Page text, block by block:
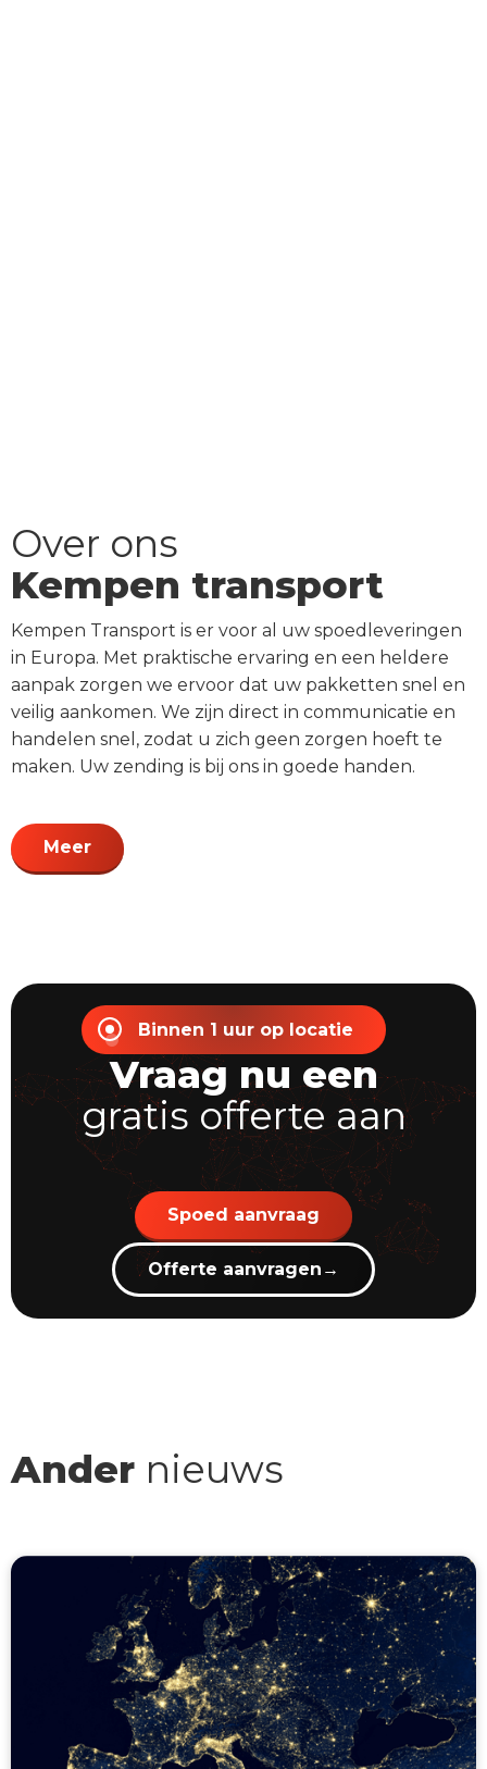
Over ons
Kempen transport
Kempen Transport is er voor al uw spoedleveringen
in Europa. Met praktische ervaring en een heldere
aanpak zorgen we ervoor dat uw pakketten snel en
veilig aankomen. We zijn direct in communicatie en
handelen snel, zodat u zich geen zorgen hoeft te
maken. Uw zending is bij ons in goede handen.
Meer
Binnen 1 uur op locatie
Vraag nu een
gratis offerte aan
Spoed aanvraag
Offerte aanvragen →
Ander nieuws